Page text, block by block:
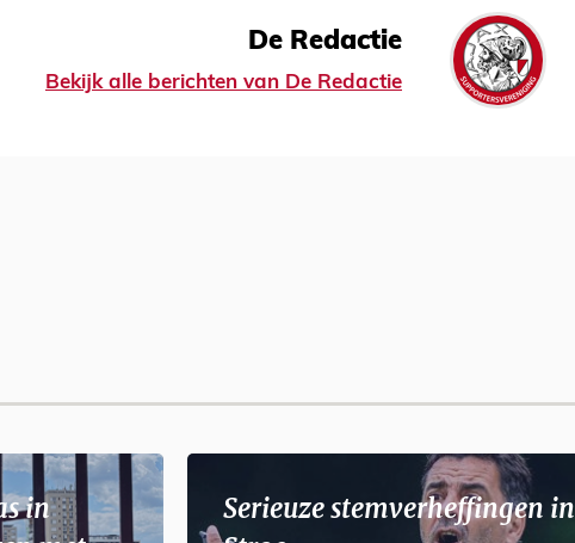
De Redactie
Bekijk alle berichten van De Redactie
in
Serieuze stemverheffingen in